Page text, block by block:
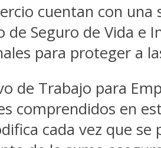
cuentan con
Seguro de Vida e
para proteger a
de Trabajo para
comprendidos en
cada vez que